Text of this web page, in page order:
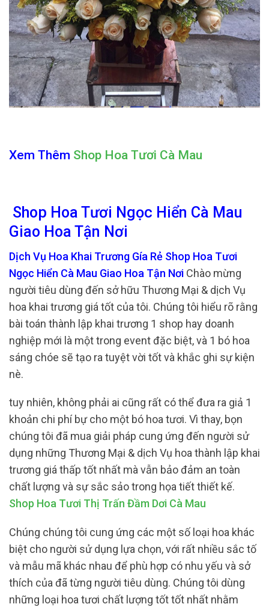
Xem Thêm Shop Hoa Tươi Cà Mau
Shop Hoa Tươi Ngọc Hiển Cà Mau
Giao Hoa Tận Nơi
Dịch Vụ Hoa Khai Trương Gía Rẻ Shop Hoa Tươi
Ngọc Hiển Cà Mau Giao Hoa Tận Nơi Chào mừng
người tiêu dùng đến sở hữu Thương Mại & dịch Vụ
hoa khai trương giá tốt của tôi. Chúng tôi hiểu rõ rằng
bài toán thành lập khai trương 1 shop hay doanh
nghiệp mới là một trong event đặc biệt, và 1 bó hoa
sáng chóe sẽ tạo ra tuyệt vời tốt và khắc ghi sự kiện
nè.
tuy nhiên, không phải ai cũng rất có thể đưa ra giả 1
khoản chi phí bự cho một bó hoa tươi. Vì thay, bọn
chúng tôi đã mua giải pháp cung ứng đến người sử
dụng những Thương Mại & dịch Vụ hoa thành lập khai
trương giá thấp tốt nhất mà vẫn bảo đảm an toàn
chất lượng và sự sắc sảo trong họa tiết thiết kế.
Shop Hoa Tươi Thị Trấn Đầm Dơi Cà Mau
Chúng chúng tôi cung ứng các một số loại hoa khác
biệt cho người sử dụng lựa chọn, với rất nhiều sắc tố
và mẫu mã khác nhau để phù hợp có nhu yếu và sở
thích của đã từng người tiêu dùng. Chúng tôi dùng
những loại hoa tươi chất lượng tốt tốt nhất nhằm